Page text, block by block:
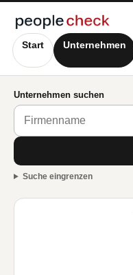
Start Unternehmen
Unternehmen suchen
Suche eingrenzen